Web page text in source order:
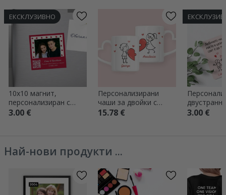
ЕКСКЛУЗИВНО
10x10 магнит,
персонализиран с
фотография,
3.00 €
Персонализирани
чаши за двойки с
текст - Любов
15.78 €
двустранна
3.00 €
Най-нови продукти ...